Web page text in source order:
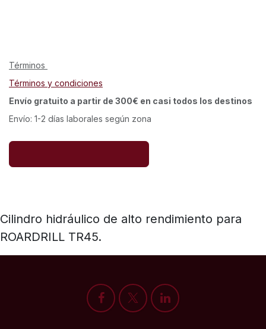
Términos
Términos y condiciones
Envío gratuito a partir de 300€ en casi todos los destinos
Envío: 1-2 días laborales según zona
Cilindro hidráulico de alto rendimiento para
ROARDRILL TR45.